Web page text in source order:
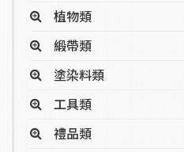
植物類
緞帶類
塗染料類
工具類
禮品類